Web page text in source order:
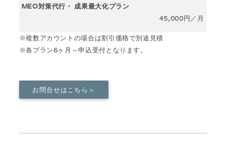
MEO対策代行・ 成果最大化プラン
45,000円／月
※複数アカウントの場合は割引価格で別途見積
※各プラン6ヶ月～申込受付となります。
お問合せはこちら＞